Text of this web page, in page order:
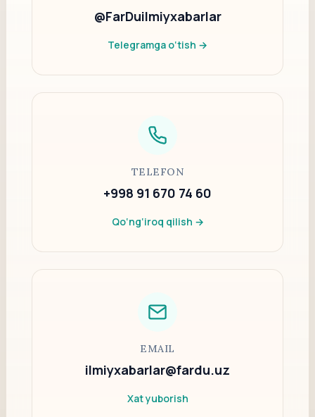
@FarDuilmiyxabarlar
Telegramga o‘tish →
TELEFON
+998 91 670 74 60
Qo‘ng‘iroq qilish →
EMAIL
ilmiyxabarlar@fardu.uz
Xat yuborish